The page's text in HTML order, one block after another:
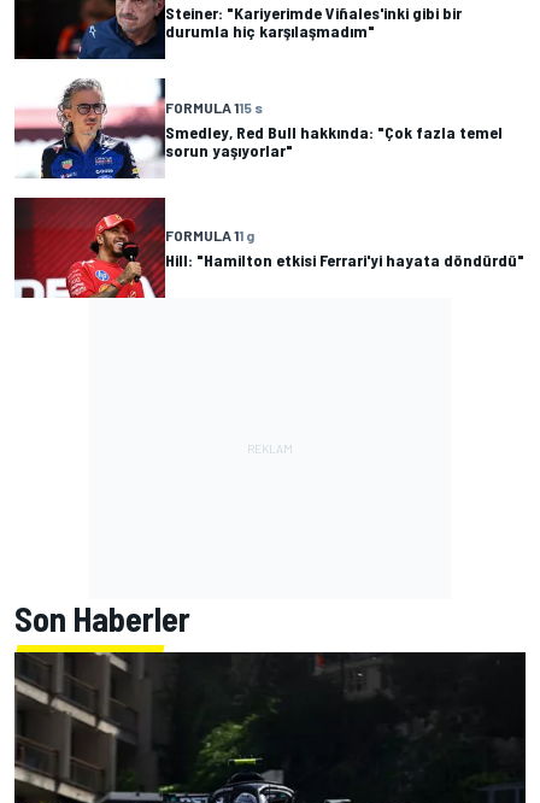
Steiner: "Kariyerimde Viñales'inki gibi bir
durumla hiç karşılaşmadım"
FORMULA 115 s
Smedley, Red Bull hakkında: "Çok fazla temel
sorun yaşıyorlar"
FORMULA 11 g
Hill: "Hamilton etkisi Ferrari'yi hayata döndürdü"
Son Haberler